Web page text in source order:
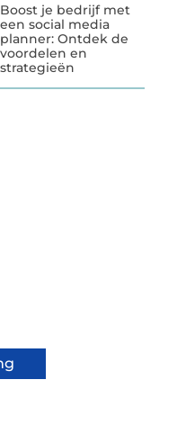
Boost je bedrijf met
een social media
planner: Ontdek de
voordelen en
strategieën